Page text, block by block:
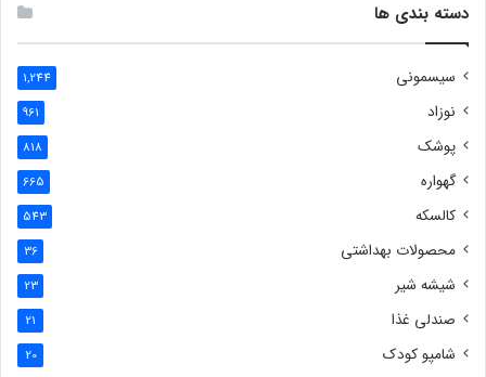
دسته بندی ها
سیسمونی 1,244
نوزاد 961
پوشک 818
گهواره 665
کالسکه 543
محصولات بهداشتی 36
شیشه شیر 23
صندلی غذا 21
شامپو کودک 20